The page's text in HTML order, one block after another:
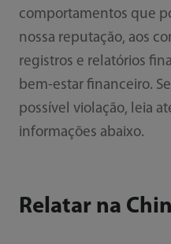
comportamentos que
nossa reputação, aos
registros e relatórios
bem-estar financeiro.
possível violação, leia
informações abaixo.
Relatar na